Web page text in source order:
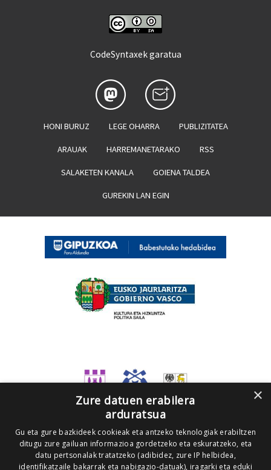
CodeSyntaxek garatua
HONI BURUZ LEGE OHARRA PUBLIZITATEA
ARAUAK HARREMANETARAKO RSS
SALAKETEN KANALA GOIENA TALDEA
GUREKIN LAN EGIN
×
Zure datuen erabilera
arduratsua
Gu eta gure bazkideek cookieak eta antzeko teknologiak erabiltzen
ditugu zure gailuan informazioa gordetzeko eta eskuratzeko, eta
datu pertsonalak tratatzeko (adibidez, zure IP helbidea,
identifikatzaile bakarrak eta nabigazio-datuak), iragarki eta eduki